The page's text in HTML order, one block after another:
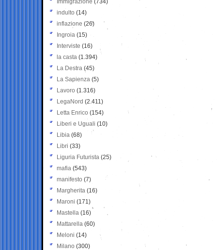
Immigrazione (734)
indulto (14)
inflazione (26)
Ingroia (15)
Interviste (16)
la casta (1.394)
La Destra (45)
La Sapienza (5)
Lavoro (1.316)
LegaNord (2.411)
Letta Enrico (154)
Liberi e Uguali (10)
Libia (68)
Libri (33)
Liguria Futurista (25)
mafia (543)
manifesto (7)
Margherita (16)
Maroni (171)
Mastella (16)
Mattarella (60)
Meloni (14)
Milano (300)